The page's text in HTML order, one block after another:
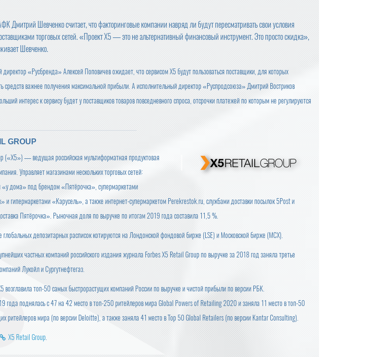
Дмитрий Шевченко считает, что факторинговые компании навряд ли будут пересматривать свои условия
торговых сетей. «Проект X5 — это не альтернативный финансовый инструмент. Это просто скидка»,
Шевченко.
директор «Русбренда» Алексей Поповичев ожидает, что сервисом X5 будут пользоваться поставщики, для которых
средств важнее получения максимальной прибыли. А исполнительный директор «Руспродсоюза» Дмитрий Востриков
интерес к сервису будет у поставщиков товаров повседневного спроса, отсрочки платежей по которым не регулируются
GROUP
(«Х5») — ведущая российская мультиформатная продуктовая
Управляет магазинами нескольких торговых сетей:
«у дома» под брендом «Пятёрочка», супермаркетами
и гипермаркетами «Карусель», а также интернет-супермаркетом Perekrestok.ru, службами доставки посылок 5Post и
Пятёрочка». Рыночная доля по выручке по итогам 2019 года составила 11,5 %.
депозитарных расписок котируются на Лондонской фондовой бирже (LSE) и Московской бирже (MCX).
частных компаний российского издания журнала Forbes X5 Retail Group по выручке за 2018 год заняла третье
Лукойл и Сургутнефтегаз.
возглавила топ-50 самых быстрорастущих компаний России по выручке и чистой прибыли по версии РБК.
года поднялась с 47 на 42 место в топ-250 ритейлеров мира Global Powers of Retailing 2020 и заняла 11 место в топ-50
ритейлеров мира (по версии Deloitte), а также заняла 41 место в Top 50 Global Retailers (по версии Kantar Consulting).
X5 Retail Group